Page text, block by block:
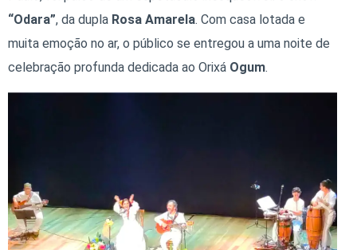
“Odara”, da dupla Rosa Amarela. Com casa lotada e
muita emoção no ar, o público se entregou a uma noite de
celebração profunda dedicada ao Orixá Ogum.